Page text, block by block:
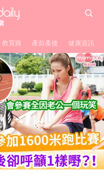
教育路 產前產後 健康資訊